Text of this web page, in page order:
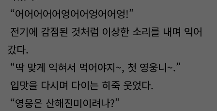
“어어어어어엉어어엉어어엉!”
전기에 감점된 것처럼 이상한 소리를 내며 익어
갔다.
“딱 맞게 익혀서 먹어야지~, 첫 영웅니~.”
입맛을 다시며 다이는 히죽 웃었다.
“영웅은 산해진미이려나?”